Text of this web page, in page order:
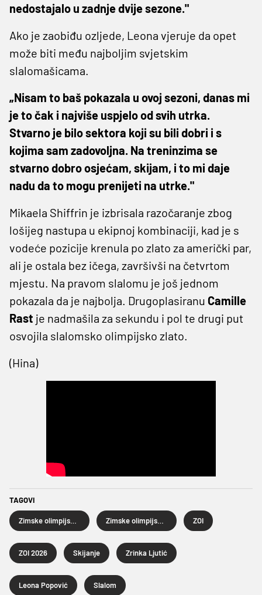
nedostajalo u zadnje dvije sezone."
Ako je zaobiđu ozljede, Leona vjeruje da opet
može biti među najboljim svjetskim
slalomašicama.
„Nisam to baš pokazala u ovoj sezoni, danas mi
je to čak i najviše uspjelo od svih utrka.
Stvarno je bilo sektora koji su bili dobri i s
kojima sam zadovoljna. Na treninzima se
stvarno dobro osjećam, skijam, i to mi daje
nadu da to mogu prenijeti na utrke."
Mikaela Shiffrin je izbrisala razočaranje zbog
lošijeg nastupa u ekipnoj kombinaciji, kad je s
vodeće pozicije krenula po zlato za američki par,
ali je ostala bez ičega, završivši na četvrtom
mjestu. Na pravom slalomu je još jednom
pokazala da je najbolja. Drugoplasiranu Camille
Rast je nadmašila za sekundu i pol te drugi put
osvojila slalomsko olimpijsko zlato.
(Hina)
TAGOVI
ZOI
ZOI 2026 Skijanje Zrinka Ljutić
Leona Popović Slalom